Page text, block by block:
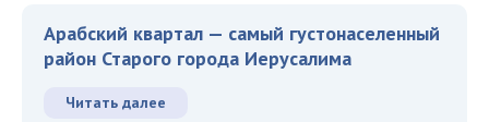
Арабский квартал — самый густонаселенный
район Старого города Иерусалима
Читать далее